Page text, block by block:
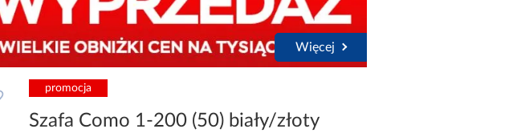
Więcej
promocja
Szafa Como 1-200 (50) biały/złoty